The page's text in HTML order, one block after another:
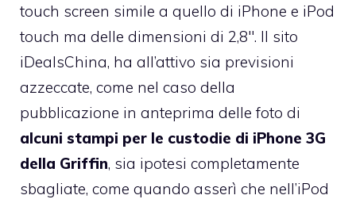
touch screen simile a quello di iPhone e iPod
touch ma delle dimensioni di 2,8″. Il sito
iDealsChina, ha all’attivo sia previsioni
azzeccate, come nel caso della
pubblicazione in anteprima delle foto di
alcuni stampi per le custodie di iPhone 3G
della Griffin, sia ipotesi completamente
sbagliate, come quando asserì che nell’iPod